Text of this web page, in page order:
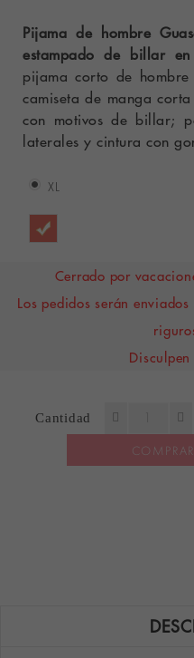
Pijama de hombre
estampado de billar
pijama corto de
camiseta de manga
con motivos de billar;
laterales y cintura con
XL
Cerrado por
Los pedidos serán
Cantidad
COMPRAR